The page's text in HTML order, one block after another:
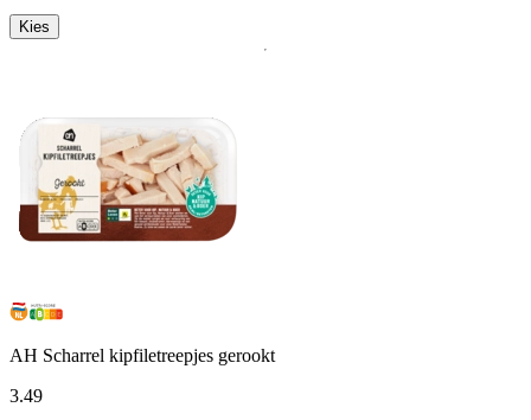
Kies
AH Scharrel kipfiletreepjes gerookt
3.49